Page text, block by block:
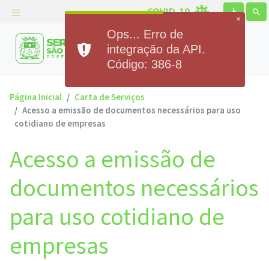
COVID-19 accessible search
Prefeitura Municipal de
Serra de São Bento
Página Inicial
Carta de Serviços
Acesso a emissão de documentos necessários para uso
cotidiano de empresas
Acesso a emissão de
documentos necessários
para uso cotidiano de
empresas
×
Ops... Erro de
integração da API.
Código: 386-8